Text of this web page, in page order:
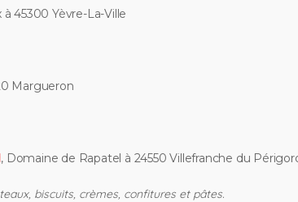
45300 Yèvre-La-Ville
Margueron
, Domaine de Rapatel à 24550 Villefranche du
biscuits, crèmes, confitures et pâtes.